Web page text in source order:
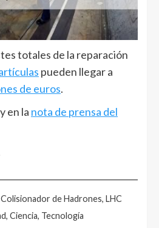
totales de la reparación
pueden llegar a
de euros.
y en la nota de prensa del
Colisionador de Hadrones, LHC
Ciencia, Tecnología